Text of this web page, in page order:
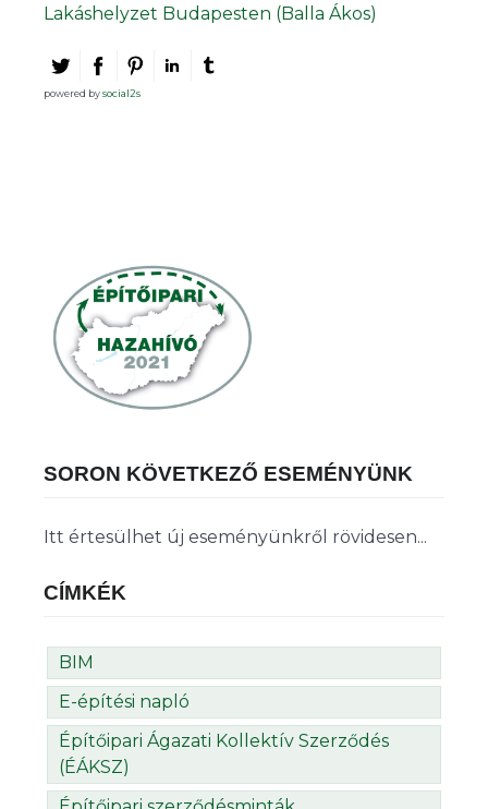
Lakáshelyzet Budapesten (Balla Ákos)
powered bysocial2s
SORON KÖVETKEZŐ ESEMÉNYÜNK
Itt értesülhet új eseményünkről rövidesen...
CÍMKÉK
BIM
E-építési napló
Építőipari Ágazati Kollektív Szerződés
(ÉÁKSZ)